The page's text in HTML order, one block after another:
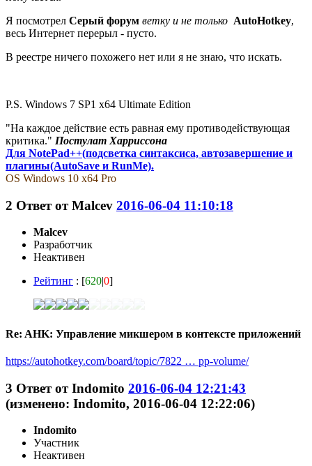
Я посмотрел Серый форум ветку и не только AutoHotkey,
весь Интернет перерыл - пусто.
В реестре ничего похожего нет или я не знаю, что искать.
P.S. Windows 7 SP1 x64 Ultimate Edition
"На каждое действие есть равная ему противодействующая
критика." Постулат Харриссона
Для NotePad++(подсветка синтаксиса, автозавершение и
плагины(AutoSave и RunMe).
OS Windows 10 x64 Pro
2 Ответ отMalcev 2016-06-04 11:10:18
Malcev
Разработчик
Неактивен
Рейтинг : [620|0]
Re: AHK: Управление микшером в контексте приложений
https://autohotkey.com/board/topic/7822 … pp-volume/
3 Ответ отIndomito 2016-06-04 12:21:43
(изменено: Indomito, 2016-06-04 12:22:06)
Indomito
Участник
Неактивен